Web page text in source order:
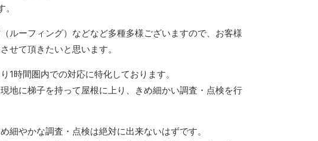
ルーフィング）などなど多種多様ございますので、お客様
せて頂きたいと思います。
1時間圏内での対応に特化しております。
地に梯子を持って屋根に上り、きめ細かい調査・点検を行
細やかな調査・点検は絶対に出来ないはずです。